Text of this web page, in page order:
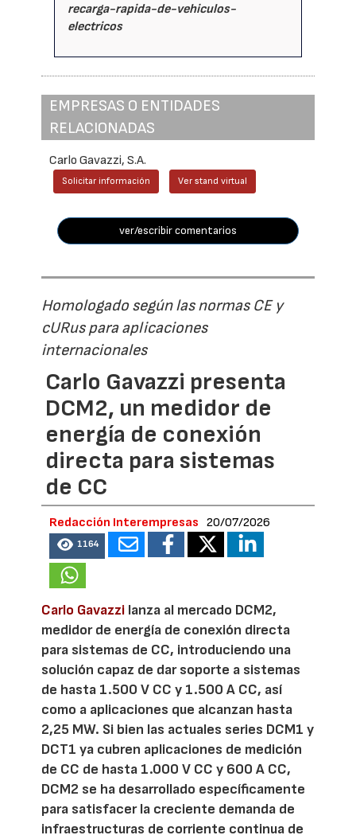
recarga-rapida-de-vehiculos-
electricos
EMPRESAS O ENTIDADES
RELACIONADAS
Carlo Gavazzi, S.A.
Solicitar información Ver stand virtual
ver/escribir comentarios
Homologado según las normas CE y
cURus para aplicaciones
internacionales
Carlo Gavazzi presenta
DCM2, un medidor de
energía de conexión
directa para sistemas
de CC
Redacción Interempresas 20/07/2026
1164
Carlo Gavazzi lanza al mercado DCM2,
medidor de energía de conexión directa
para sistemas de CC, introduciendo una
solución capaz de dar soporte a sistemas
de hasta 1.500 V CC y 1.500 A CC, así
como a aplicaciones que alcanzan hasta
2,25 MW. Si bien las actuales series DCM1 y
DCT1 ya cubren aplicaciones de medición
de CC de hasta 1.000 V CC y 600 A CC,
DCM2 se ha desarrollado específicamente
para satisfacer la creciente demanda de
infraestructuras de corriente continua de